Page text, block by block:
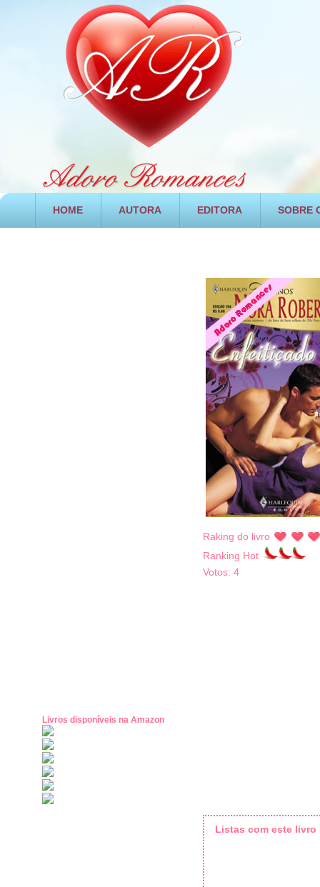
HOME AUTORA EDITORA SOBRE
Livros disponíveis na Amazon
Raking do livro
Ranking Hot
Votos: 4
Listas com este livro